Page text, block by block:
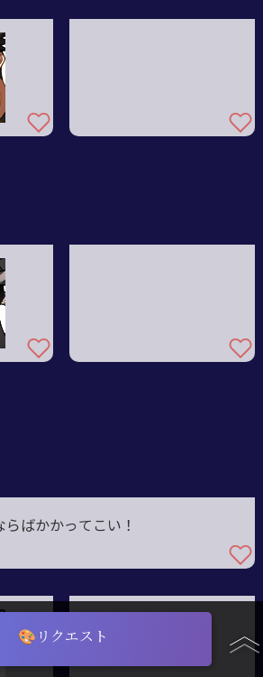
ばかかってこい！
🎨リクエスト